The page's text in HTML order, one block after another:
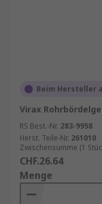
Beim Hersteller
Virax
RS Best.-Nr. 283-9958
Herst. Teile-Nr. 261010
Zwischensumme (1
CHF.26.64
Menge